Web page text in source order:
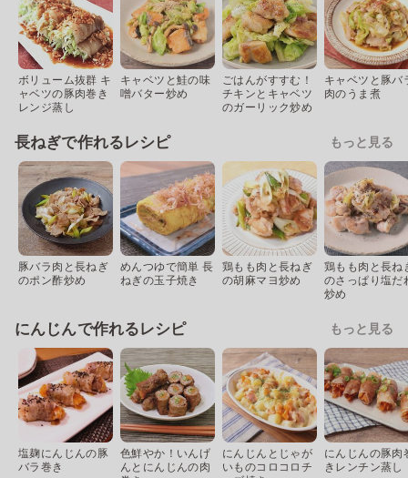
ボリューム抜群 キ
ャベツの豚肉巻き
レンジ蒸し
キャベツと鮭の味
噌バター炒め
ごはんがすすむ！
チキンとキャベツ
のガーリック炒め
キャベツと豚バ
肉のうま煮
長ねぎで作れるレシピ もっと見る
豚バラ肉と長ねぎ
のポン酢炒め
めんつゆで簡単 長
ねぎの玉子焼き
鶏もも肉と長ねぎ
の胡麻マヨ炒め
鶏もも肉と長ね
のさっぱり塩だ
炒め
にんじんで作れるレシピ もっと見る
塩麹にんじんの豚
バラ巻き
色鮮やか！いんげ
んとにんじんの肉
にんじんとじゃが
いものコロコロチ
にんじんの豚肉
きレンチン蒸し